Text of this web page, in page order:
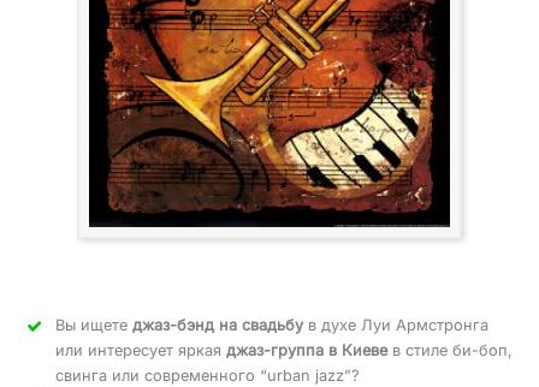
Вы ищете джаз-бэнд на свадьбув духе Луи Армстронга
или интересует яркая джаз-группа в Киевев стиле би-боп,
свинга или современного “urban jazz”?